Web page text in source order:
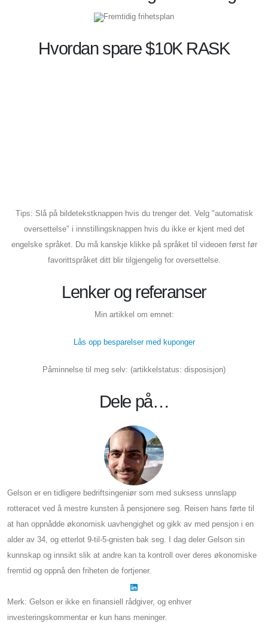
Fremtidig frihetsplan
Hvordan spare $10K RASK
Tips: Slå på bildetekstknappen hvis du trenger det. Velg "automatisk
oversettelse" i innstillingsknappen hvis du ikke er kjent med det
engelske språket. Du må kanskje klikke på språket til videoen først før
favorittspråket ditt blir tilgjengelig for oversettelse.
Lenker og referanser
Min artikkel om emnet:
Lås opp besparelser med kuponger
Påminnelse til meg selv: (artikkelstatus: disposisjon)
Dele på…
Gelson er en tidligere bedriftsingeniør som med suksess unnslapp
rotteracet ved å mestre kunsten å pensjonere seg. Reisen hans førte til
at han oppnådde økonomisk uavhengighet og gikk av med pensjon i en
alder av 34, og etterlot 9-til-5-gnisten bak seg. I dag deler Gelson sin
kunnskap og innsikt slik at andre kan ta kontroll over deres økonomiske
fremtid og oppnå den friheten de fortjener.
Merk: Gelson er ikke en finansiell rådgiver, og enhver
investeringskommentar er kun hans meninger.